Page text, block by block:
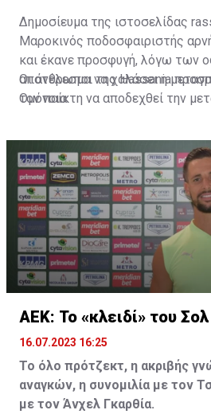
Δημοσίευμα της ιστοσελίδας
Μαροκινός ποδοσφαιριστής
και έκανε προσφυγή, λόγω των
αποτέλεσμα να χαλάσει η
Ομόνοια.
Οι άνθρωποι της Hassania
τον παίκτη να αποδεχθεί την
να λύσει το συμβόλαιό του,
ελεύθερα σε οποιαδήποτε νέα
καλοκαίρι.
ΑΕΚ: Το «κλειδί» του Σολ
16.07.2023 16:25
Το όλο πρότζεκτ, η ακριβής
αναγκών, η συνομιλία με τον
με τον Άνχελ Γκαρθία.